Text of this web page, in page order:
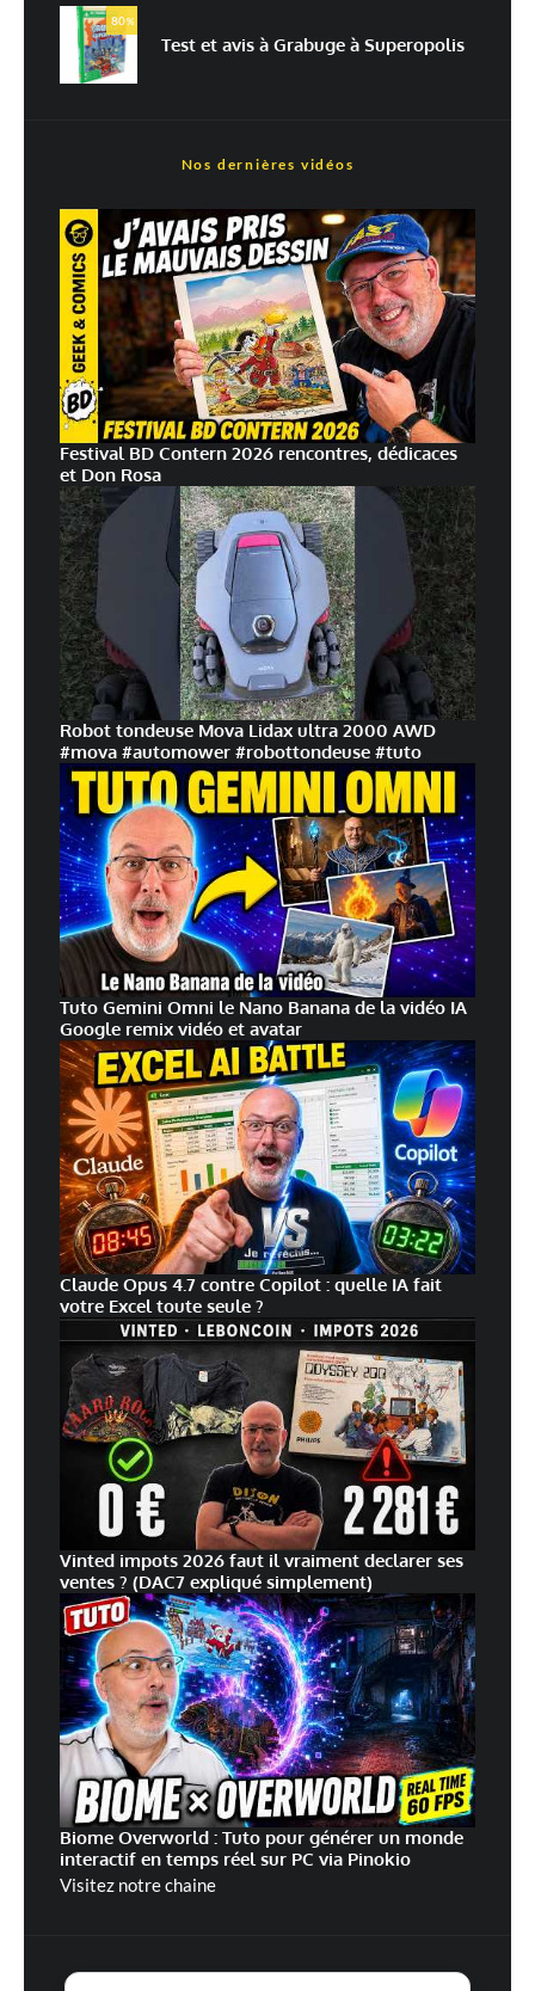
traitées
80%
Test et avis à Grabuge à Superopolis
Nos dernières vidéos
Festival BD Contern 2026 rencontres, dédicaces
et Don Rosa
Robot tondeuse Mova Lidax ultra 2000 AWD
#mova #automower #robottondeuse #tuto
Tuto Gemini Omni le Nano Banana de la vidéo IA
Google remix vidéo et avatar
Claude Opus 4.7 contre Copilot : quelle IA fait
votre Excel toute seule ?
Vinted impots 2026 faut il vraiment declarer ses
ventes ? (DAC7 expliqué simplement)
Biome Overworld : Tuto pour générer un monde
interactif en temps réel sur PC via Pinokio
Visitez notre chaine